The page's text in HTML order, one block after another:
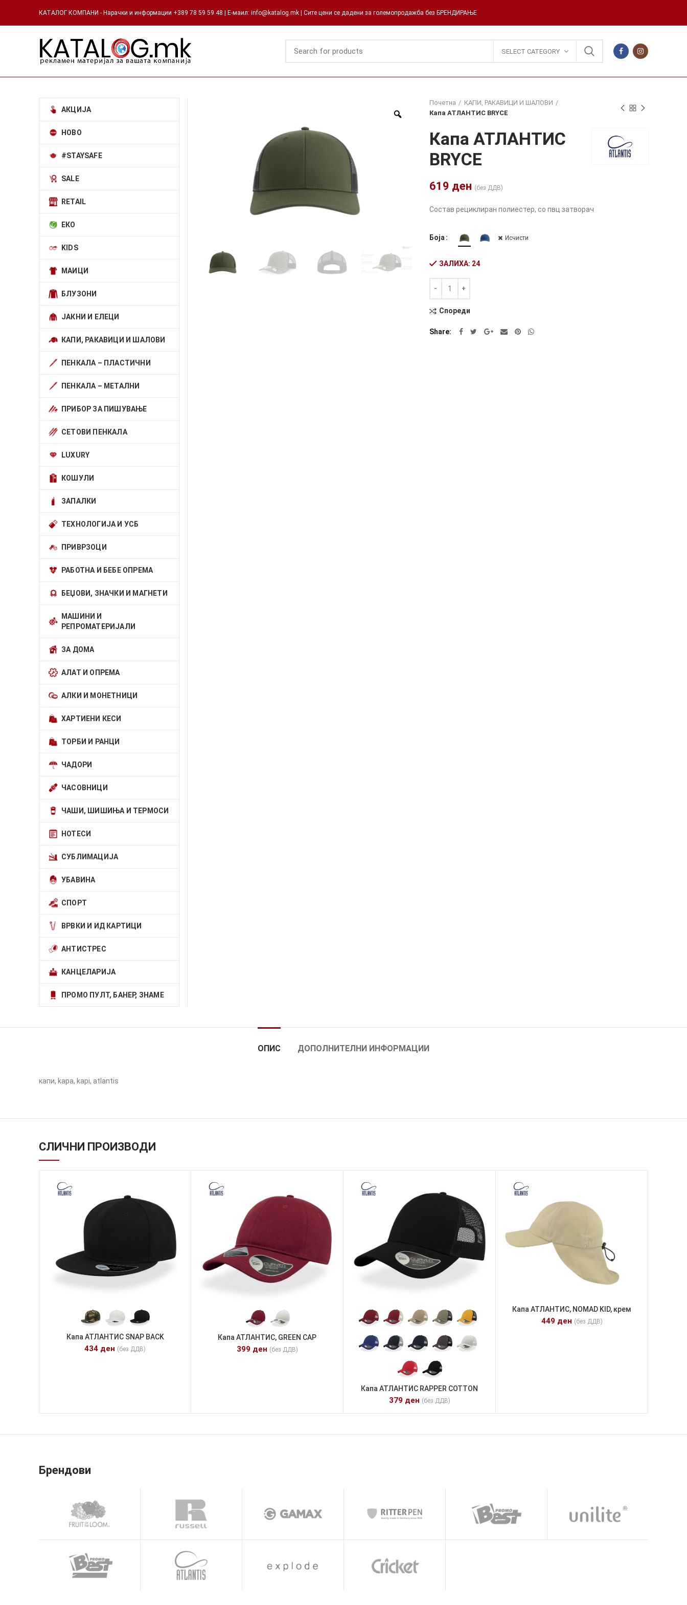
КАТАЛОГ КОМПАНИ - Нарачки и информации +389 78 59 59 48 | Е-маил: info@katalog.mk | Сите цени се дадени за големопродажба без БРЕНДИРАЊЕ
SELECT CATEGORY
Почетна
КАПИ, РАКАВИЦИ И ШАЛОВИ
Капа АТЛАНТИС BRYCE
Капа АТЛАНТИС
BRYCE
619 ден (без ДДВ)
Состав рециклиран полиестер, со пвц затворач
Боја Исчисти
ЗАЛИХА: 24
Alternative:
Спореди
Share
АКЦИЈА
НОВО
#STAYSAFE
SALE
RETAIL
ЕКО
KIDS
МАИЦИ
БЛУЗОНИ
ЈАКНИ И ЕЛЕЦИ
КАПИ, РАКАВИЦИ И ШАЛОВИ
ПЕНКАЛА – ПЛАСТИЧНИ
ПЕНКАЛА – МЕТАЛНИ
ПРИБОР ЗА ПИШУВАЊЕ
СЕТОВИ ПЕНКАЛА
LUXURY
КОШУЛИ
ЗАПАЛКИ
ТЕХНОЛОГИЈА И УСБ
ПРИВРЗОЦИ
РАБОТНА И БЕБЕ ОПРЕМА
БЕЏОВИ, ЗНАЧКИ И МАГНЕТИ
МАШИНИ И
РЕПРОМАТЕРИЈАЛИ
ЗА ДОМА
АЛАТ И ОПРЕМА
АЛКИ И МОНЕТНИЦИ
ХАРТИЕНИ КЕСИ
ТОРБИ И РАНЦИ
ЧАДОРИ
ЧАСОВНИЦИ
ЧАШИ, ШИШИЊА И ТЕРМОСИ
НОТЕСИ
СУБЛИМАЦИЈА
УБАВИНА
СПОРТ
ВРВКИ И ИД КАРТИЦИ
АНТИСТРЕС
КАНЦЕЛАРИЈА
ПРОМО ПУЛТ, БАНЕР, ЗНАМЕ
ОПИС ДОПОЛНИТЕЛНИ ИНФОРМАЦИИ
капи, kapa, kapi, atlantis
СЛИЧНИ ПРОИЗВОДИ
Капа АТЛАНТИС SNAP BACK
434 ден (без ДДВ)
Капа АТЛАНТИС, GREEN CAP
399 ден (без ДДВ)
Капа АТЛАНТИС RAPPER COTTON
379 ден (без ДДВ)
Капа АТЛАНТИС, NOMAD KID, крем
449 ден (без ДДВ)
Брендови